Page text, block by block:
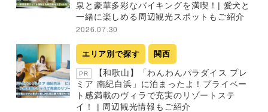
泉と豪華多彩なバイキングを満喫！| 愛犬と
一緒に楽しめる周辺観光スポットもご紹介
2026.07.30
エリア別で探す 関西
PR
【和歌山】「わんわんパラダイス プレ
ミア 南紀白浜」に泊まったよ！プライベー
ト感満載のヴィラで充実のリゾートステ
イ！ | 周辺観光情報もご紹介